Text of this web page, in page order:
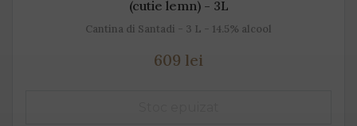
(cutie lemn) - 3L
Cantina di Santadi - 3 L - 14.5% alcool
609 lei